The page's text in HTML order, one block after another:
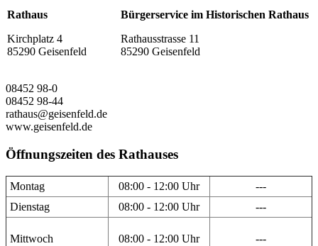
Rathaus
Kirchplatz 4
85290 Geisenfeld
Bürgerservice im Historischen Rathaus
Rathausstrasse 11
85290 Geisenfeld
08452 98-0
08452 98-44
rathaus@geisenfeld.de
www.geisenfeld.de
Öffnungszeiten des Rathauses
Montag 08:00 - 12:00 Uhr
---
Dienstag
08:00 - 12:00 Uhr ---
Mittwoch 08:00 - 12:00 Uhr ---